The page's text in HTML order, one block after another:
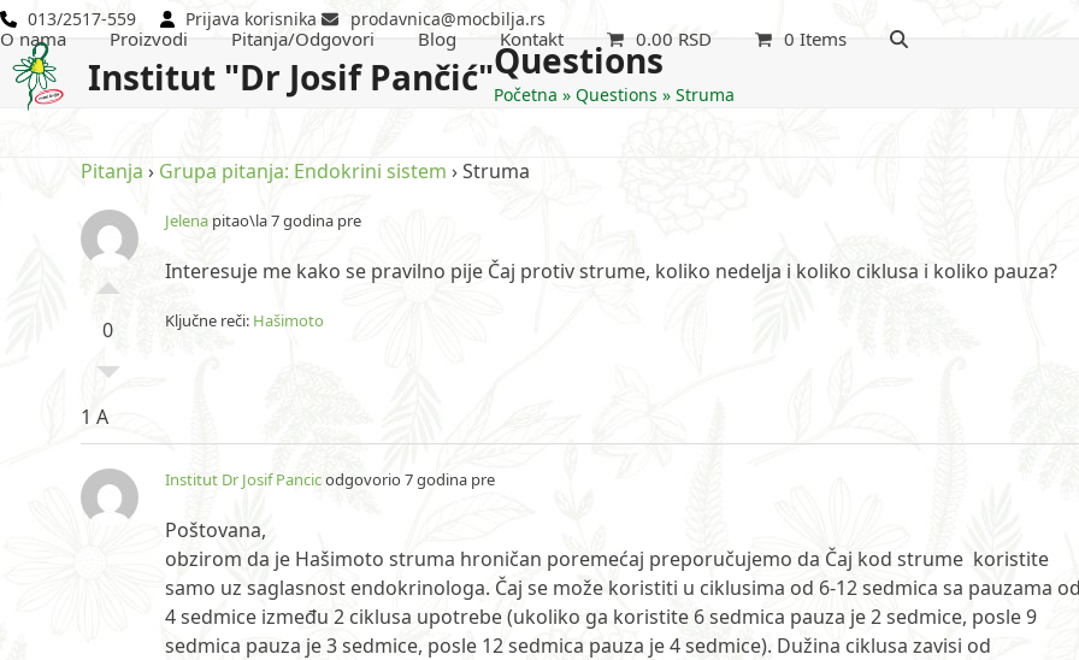
Skip
to
content
013/2517-559 Prijava korisnika prodavnica@mocbilja.rs
Institut "Dr Josif Pančić"
O nama Proizvodi Pitanja/Odgovori Blog Kontakt 0.00 RSD 0 Items
Questions
Početna » Questions » Struma
Pitanja › Grupa pitanja: Endokrini sistem ›Struma
0
Jelena pitao\la 7 godina pre
Interesuje me kako se pravilno pije Čaj protiv strume, koliko nedelja i koliko ciklusa i koliko pauza?
Ključne reči: Hašimoto
1 A
Institut Dr Josif Pancicodgovorio 7 godina pre
Poštovana,
obzirom da je Hašimoto struma hroničan poremećaj preporučujemo da Čaj kod strume koristite
samo uz saglasnost endokrinologa. Čaj se može koristiti u ciklusima od 6-12 sedmica sa pauzama
4 sedmice između 2 ciklusa upotrebe (ukoliko ga koristite 6 sedmica pauza je 2 sedmice, posle 9
sedmica pauza je 3 sedmice, posle 12 sedmica pauza je 4 sedmice). Dužina ciklusa zavisi od